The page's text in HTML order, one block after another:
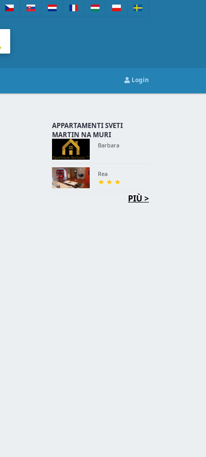
Login
APPARTAMENTI SVETI
MARTIN NA MURI
Barbara
Rea
PIÙ >